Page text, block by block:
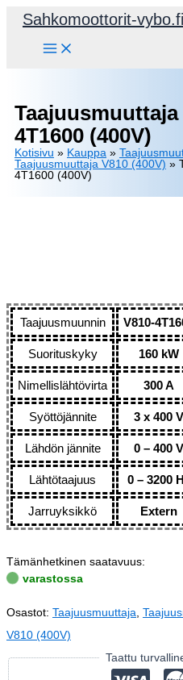
Siirry
Sahkomoottorit-vybo.fi
Taajuusmuuttaja
4T1600 (400V)
Kotisivu » Kauppa »
Taajuusmuuttaja V810 (400V) »
4T1600 (400V)
Taajuusmuunnin V810-
Suorituskyky 160 kW
Nimellislähtövirta 300 A
Syöttöjännite 3 x 400 V
Lähdön jännite 0 – 400 V
Lähtötaajuus 0 – 3200
Jarruyksikkö Extern
Tämänhetkinen saatavuus:
varastossa
Osastot: Taajuusmuuttaja
V810 (400V)
Taattu